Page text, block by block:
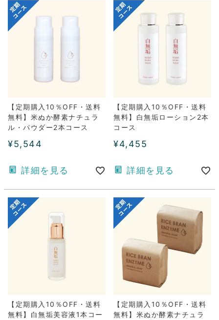
【定期購入10％OFF・送料
無料】米ぬか酵素ナチュラ
ル・パウダー2本コース
¥5,544
詳細を見る
【定期購入10％OFF・送料
無料】白無垢ローション2本
コース
¥4,455
詳細を見る
【定期購入10％OFF・送料
無料】白無垢美容液1本コー
【定期購入10％OFF・送料
無料】米ぬか酵素ナチュラ